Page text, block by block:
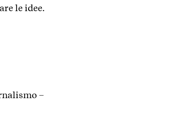
le idee.
–